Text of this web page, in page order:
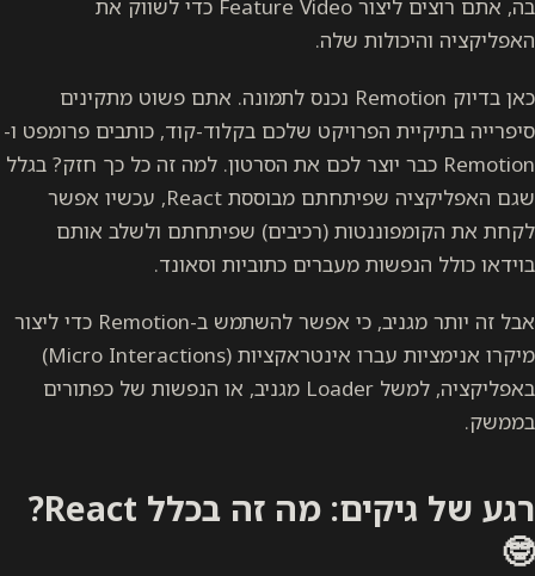
בה, אתם רוצים ליצור Feature Video כדי לשווק את
האפליקציה והיכולות שלה.
כאן בדיוק Remotion נכנס לתמונה. אתם פשוט מתקינים
סיפרייה בתיקיית הפרויקט שלכם בקלוד-קוד, כותבים פרומפט ו-
Remotion כבר יוצר לכם את הסרטון. למה זה כל כך חזק? בגלל
שגם האפליקציה שפיתחתם מבוססת React, עכשיו אפשר
לקחת את הקומפוננטות (רכיבים) שפיתחתם ולשלב אותם
בוידאו כולל הנפשות מעברים כתוביות וסאונד.
אבל זה יותר מגניב, כי אפשר להשתמש ב-Remotion כדי ליצור
מיקרו אנימציות עברו אינטראקציות (Micro Interactions)
באפליקציה, למשל Loader מגניב, או הנפשות של כפתורים
בממשק.
רגע של גיקים: מה זה בכלל React?
🤓